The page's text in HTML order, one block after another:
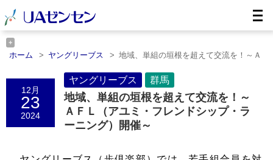
ホーム ヤングリーブス
地域、単組の垣根を超えて交流を！～Ａ
ホーム
群馬 地域、単組の垣根を超えて交流を！～ＡＦＬ……
12月
23
2024
ヤングリーブス 群馬
地域、単組の垣根を超えて交流を！～
ＡＦＬ（アユミ・フレンドシップ・ラ
ーニング）開催～